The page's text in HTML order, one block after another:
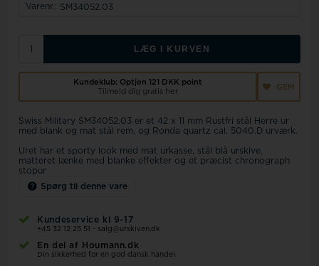
Varenr.: SM34052.03
LÆG I KURVEN
Kundeklub: Optjen 121 DKK point
Tilmeld dig gratis her
GEM
Swiss Military SM34052.03 er et 42 x 11 mm Rustfri stål Herre ur
med blank og mat stål rem, og Ronda quartz cal. 5040.D urværk.
Uret har et sporty look med mat urkasse, stål blå urskive,
matteret lænke med blanke effekter og et præcist chronograph
stopur
Spørg til denne vare
Kundeservice kl 9-17
+45 32 12 25 51 - salg@urskiven.dk
En del af Houmann.dk
Din sikkerhed for en god dansk handel